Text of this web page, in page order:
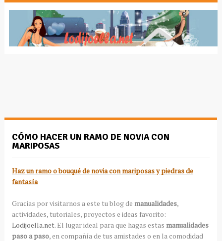
CÓMO HACER UN RAMO DE NOVIA CON
MARIPOSAS
Haz un ramo o bouqué de novia con mariposas y piedras de
fantasía
Gracias por visitarnos a este tu blog de manualidades,
actividades, tutoriales, proyectos e ideas favorito:
Lodijoella.net. El lugar ideal para que hagas estas manualidades
paso a paso, en compañía de tus amistades o en la comodidad